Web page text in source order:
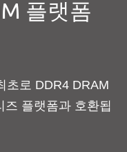
플랫폼
초로 DDR4 DRAM
플랫폼과 호환됩